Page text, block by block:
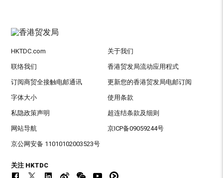
HKTDC.com 关于我们
联络我们 香港贸发局流动应用程式
订阅商贸全接触电邮通讯 更新您的香港贸发局电邮订阅
字体大小 使用条款
私隐政策声明 超连结条款及细则
网站导航 京ICP备09059244号
京公网安备 11010102003523号
关注 HKTDC